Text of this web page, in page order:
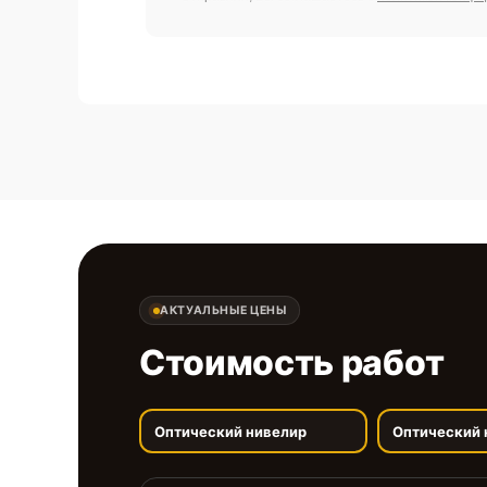
АКТУАЛЬНЫЕ ЦЕНЫ
Стоимость работ
Оптический нивелир Оптический